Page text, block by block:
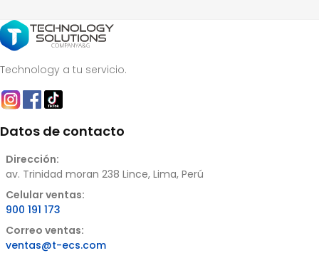
Technology a tu servicio.
Datos de contacto
Dirección:
av. Trinidad moran 238 Lince, Lima, Perú
Celular ventas:
900 191 173
Correo ventas:
ventas@t-ecs.com